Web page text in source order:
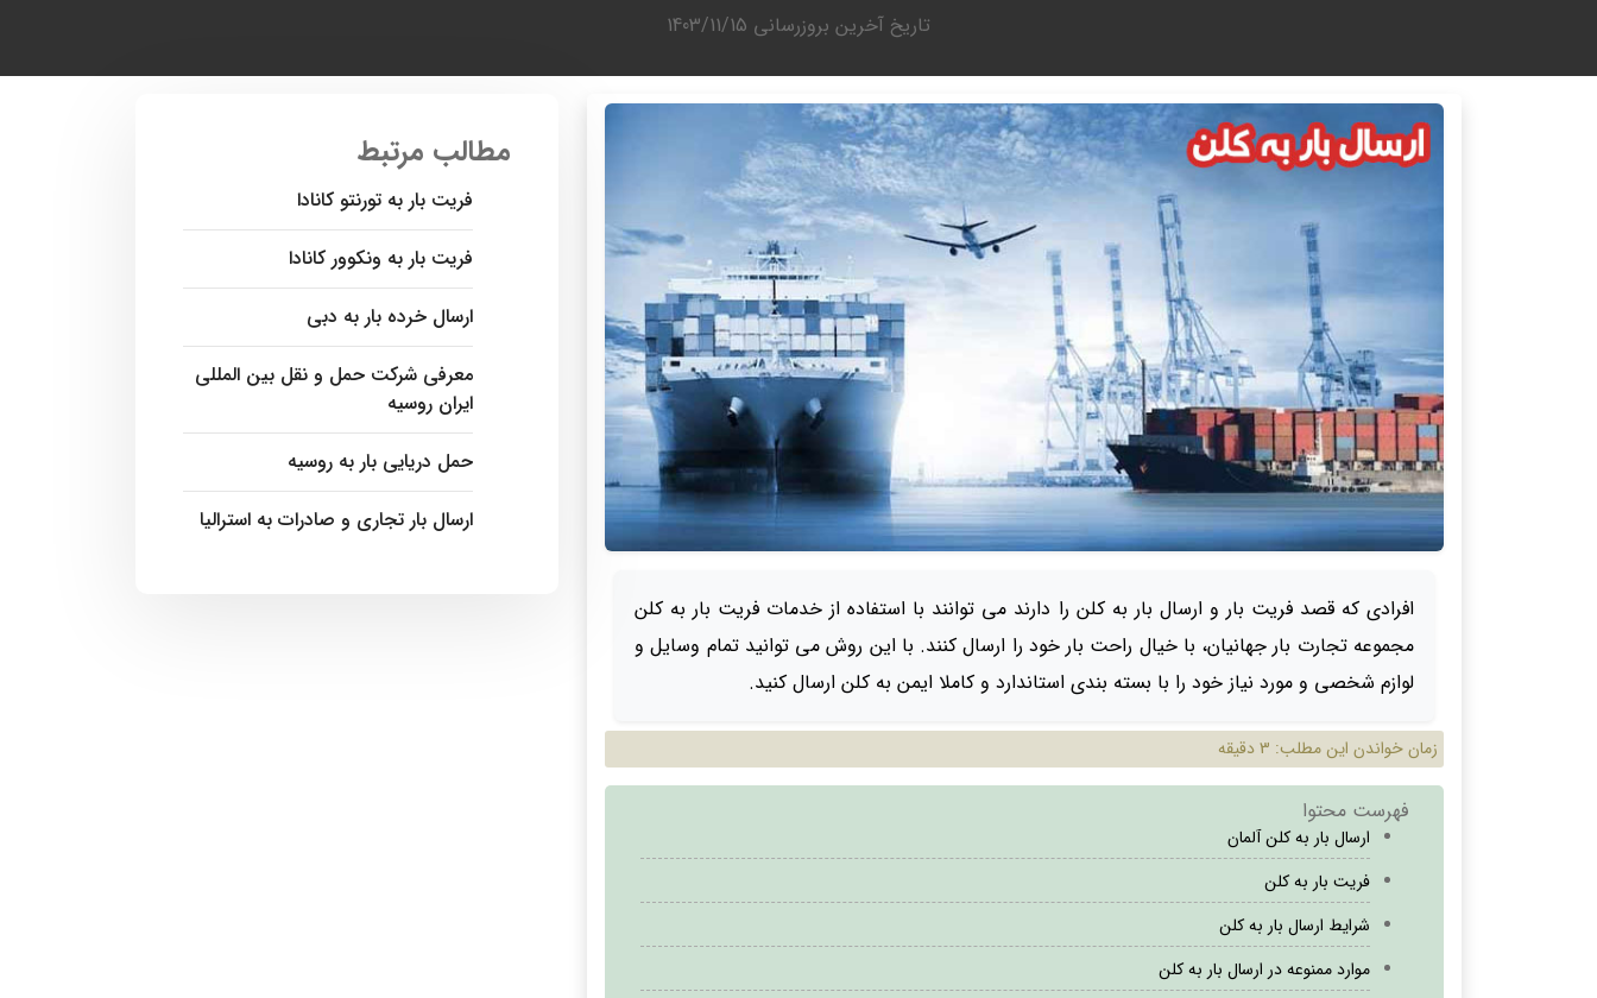
تاریخ آخرین بروزرسانی 1403/11/15
افرادی که قصد فریت بار و ارسال بار به کلن را دارند می توانند با استفاده از خدمات فریت بار به کلن
مجموعه تجارت بار جهانیان، با خیال راحت بار خود را ارسال کنند. با این روش می توانید تمام وسایل و
لوازم شخصی و مورد نیاز خود را با بسته بندی استاندارد و کاملا ایمن به کلن ارسال کنید.
زمان خواندن این مطلب: 3 دقیقه
فهرست محتوا
ارسال بار به کلن آلمان
فریت بار به کلن
شرایط ارسال بار به کلن
موارد ممنوعه در ارسال بار به کلن
مطالب مرتبط
فریت بار به تورنتو کانادا
فریت بار به ونکوور کانادا
ارسال خرده بار به دبی
معرفی شرکت حمل و نقل بین المللی
ایران روسیه
حمل دریایی بار به روسیه
ارسال بار تجاری و صادرات به استرالیا